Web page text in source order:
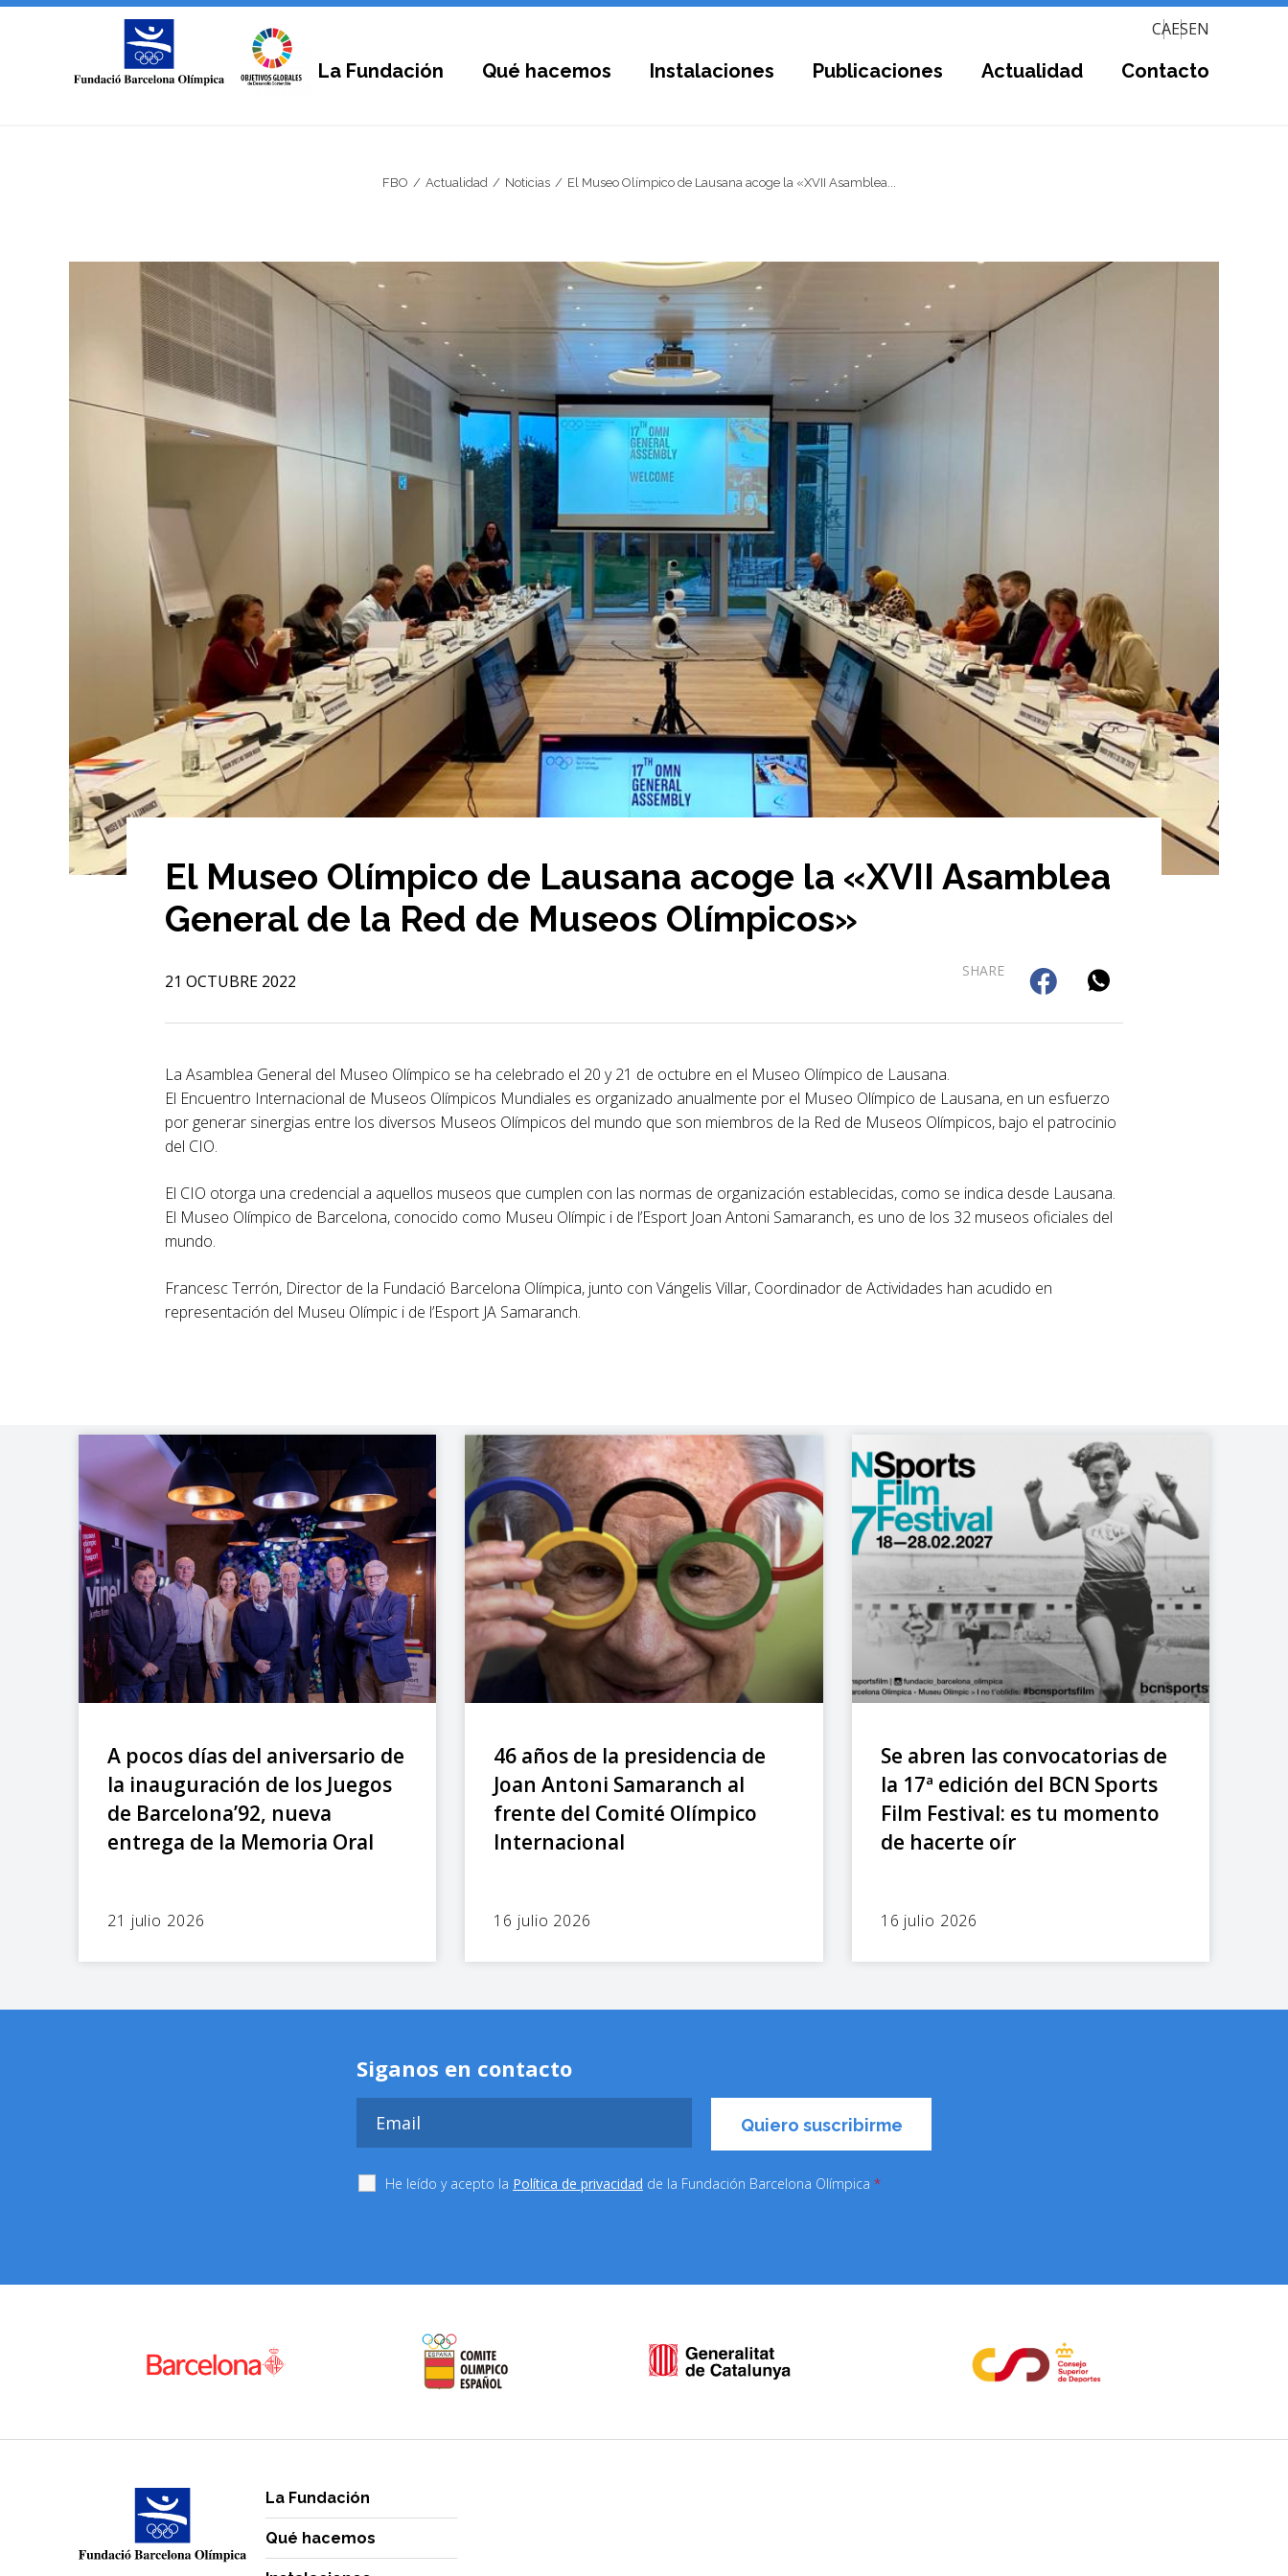
CAESEN
La Fundación Qué hacemos Instalaciones Publicaciones Actualidad Contacto
FBO Actualidad Noticias El Museo Olímpico de Lausana acoge la «XVII Asamblea...
El Museo Olímpico de Lausana acoge la «XVII Asamblea
General de la Red de Museos Olímpicos»
21 OCTUBRE 2022
SHARE
La Asamblea General del Museo Olímpico se ha celebrado el 20 y 21 de octubre en el Museo Olímpico de Lausana.
El Encuentro Internacional de Museos Olímpicos Mundiales es organizado anualmente por el Museo Olímpico de Lausana, en un esfuerzo
por generar sinergias entre los diversos Museos Olímpicos del mundo que son miembros de la Red de Museos Olímpicos, bajo el patrocinio
del CIO.
El CIO otorga una credencial a aquellos museos que cumplen con las normas de organización establecidas, como se indica desde Lausana.
El Museo Olímpico de Barcelona, conocido como Museu Olímpic i de l’Esport Joan Antoni Samaranch, es uno de los 32 museos oficiales del
mundo.
Francesc Terrón, Director de la Fundació Barcelona Olímpica, junto con Vángelis Villar, Coordinador de Actividades han acudido en
representación del Museu Olímpic i de l’Esport JA Samaranch.
A pocos días del aniversario de
la inauguración de los Juegos
de Barcelona’92, nueva
entrega de la Memoria Oral
21 julio 2026
46 años de la presidencia de
Joan Antoni Samaranch al
frente del Comité Olímpico
Internacional
16 julio 2026
Se abren las convocatorias de
la 17ª edición del BCN Sports
Film Festival: es tu momento
de hacerte oír
16 julio 2026
Siganos en contacto
He leído y acepto la Política de privacidad de la Fundación Barcelona Olímpica *
La Fundación
Qué hacemos